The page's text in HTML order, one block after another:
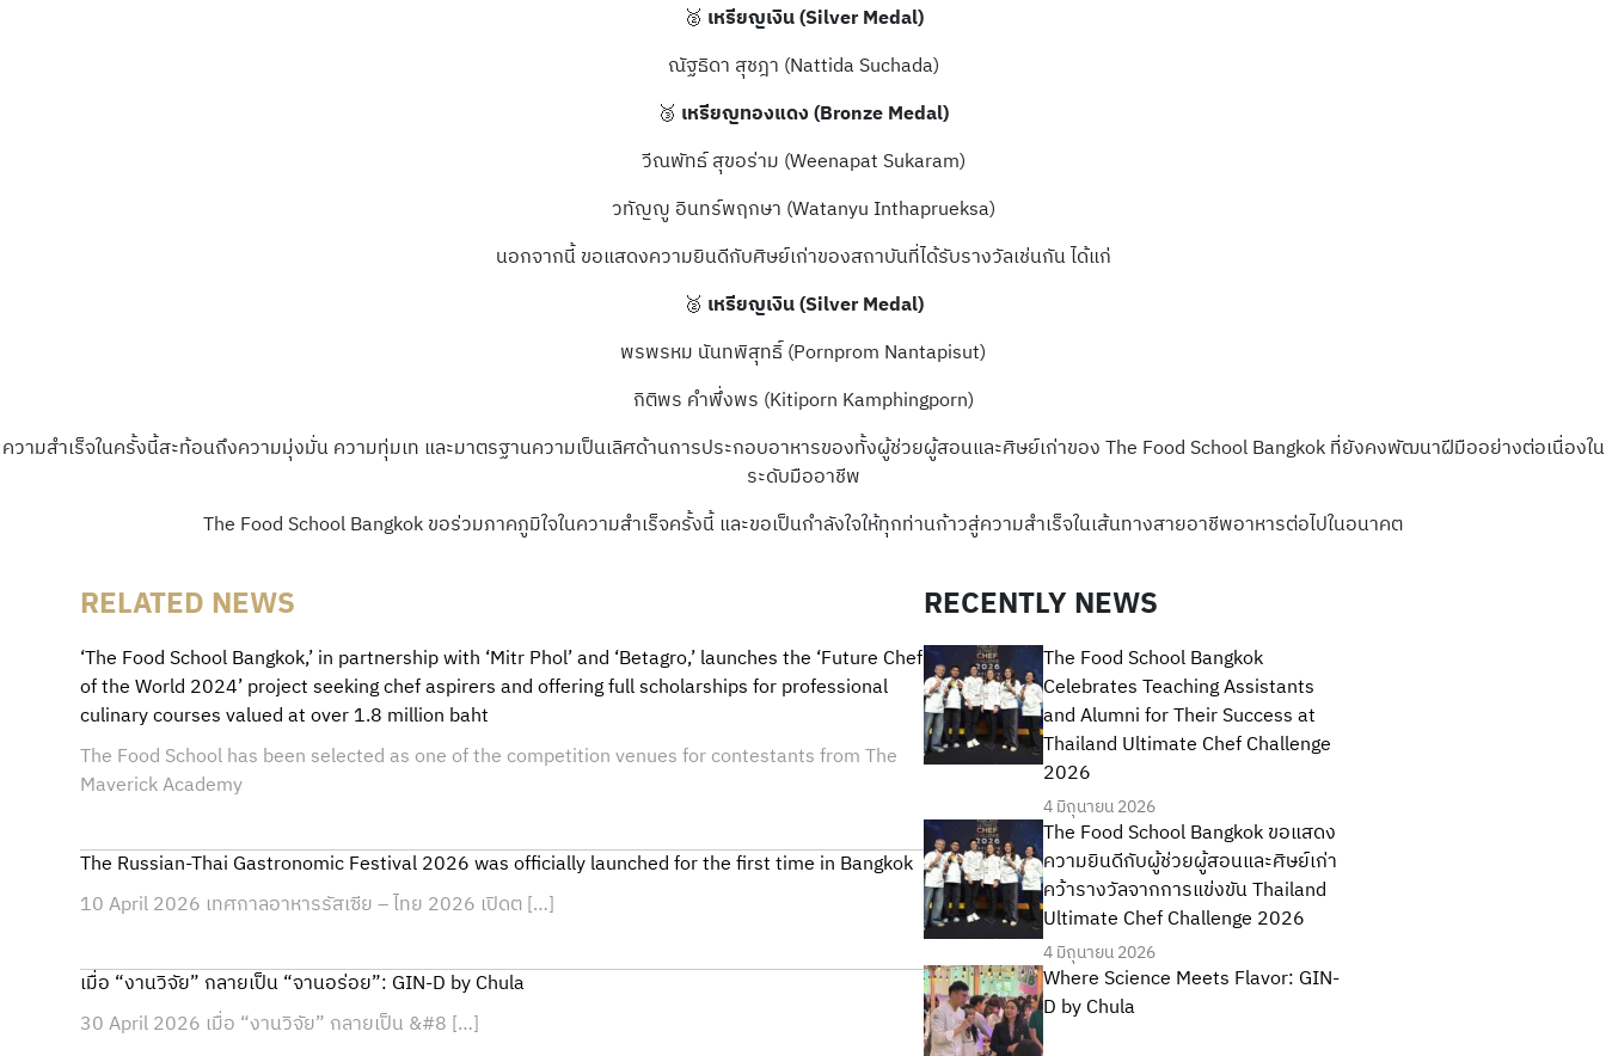
🥈 เหรียญเงิน (Silver Medal)
ณัฐธิดา สุชฎา (Nattida Suchada)
🥉 เหรียญทองแดง (Bronze Medal)
วีณพัทธ์ สุขอร่าม (Weenapat Sukaram)
วทัญญู อินทร์พฤกษา (Watanyu Inthaprueksa)
นอกจากนี้ ขอแสดงความยินดีกับศิษย์เก่าของสถาบันที่ได้รับรางวัลเช่นกัน ได้แก่
🥈 เหรียญเงิน (Silver Medal)
พรพรหม นันทพิสุทธิ์ (Pornprom Nantapisut)
กิติพร คำพึ่งพร (Kitiporn Kamphingporn)
ความสำเร็จในครั้งนี้สะท้อนถึงความมุ่งมั่น ความทุ่มเท และมาตรฐานความเป็นเลิศด้านการประกอบอาหารของทั้งผู้ช่วยผู้สอนและศิษย์เก่าของ The Food School Bangkok ที่ยังคงพัฒนาฝีมืออย่างต่อเนื่องใน
ระดับมืออาชีพ
The Food School Bangkok ขอร่วมภาคภูมิใจในความสำเร็จครั้งนี้ และขอเป็นกำลังใจให้ทุกท่านก้าวสู่ความสำเร็จในเส้นทางสายอาชีพอาหารต่อไปในอนาคต
RELATED NEWS
‘The Food School Bangkok,’ in partnership with ‘Mitr Phol’ and ‘Betagro,’ launches the ‘Future Chef
of the World 2024’ project seeking chef aspirers and offering full scholarships for professional
culinary courses valued at over 1.8 million baht
The Food School has been selected as one of the competition venues for contestants from The
Maverick Academy
The Russian-Thai Gastronomic Festival 2026 was officially launched for the first time in Bangkok
10 April 2026 เทศกาลอาหารรัสเซีย – ไทย 2026 เปิดต […]
เมื่อ “งานวิจัย” กลายเป็น “จานอร่อย”: GIN-D by Chula
30 April 2026 เมื่อ “งานวิจัย” กลายเป็น &#8 […]
RECENTLY NEWS
The Food School Bangkok
Celebrates Teaching Assistants
and Alumni for Their Success at
Thailand Ultimate Chef Challenge
2026
4 มิถุนายน 2026
The Food School Bangkok ขอแสดง
ความยินดีกับผู้ช่วยผู้สอนและศิษย์เก่า
คว้ารางวัลจากการแข่งขัน Thailand
Ultimate Chef Challenge 2026
4 มิถุนายน 2026
Where Science Meets Flavor: GIN-
D by Chula